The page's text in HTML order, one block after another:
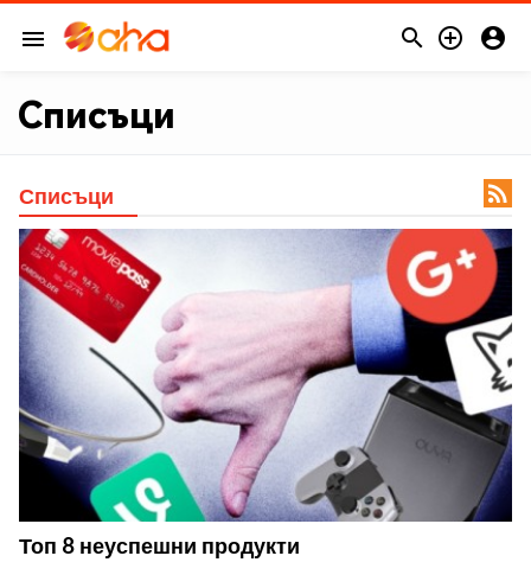
menu   
Списъци
Списъци 
Топ 8 неуспешни продукти